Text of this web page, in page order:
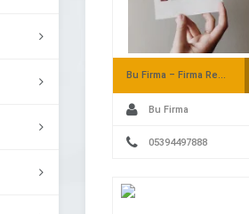
Bu Firma – Firma Rehberi
Bu Firma
05394497888